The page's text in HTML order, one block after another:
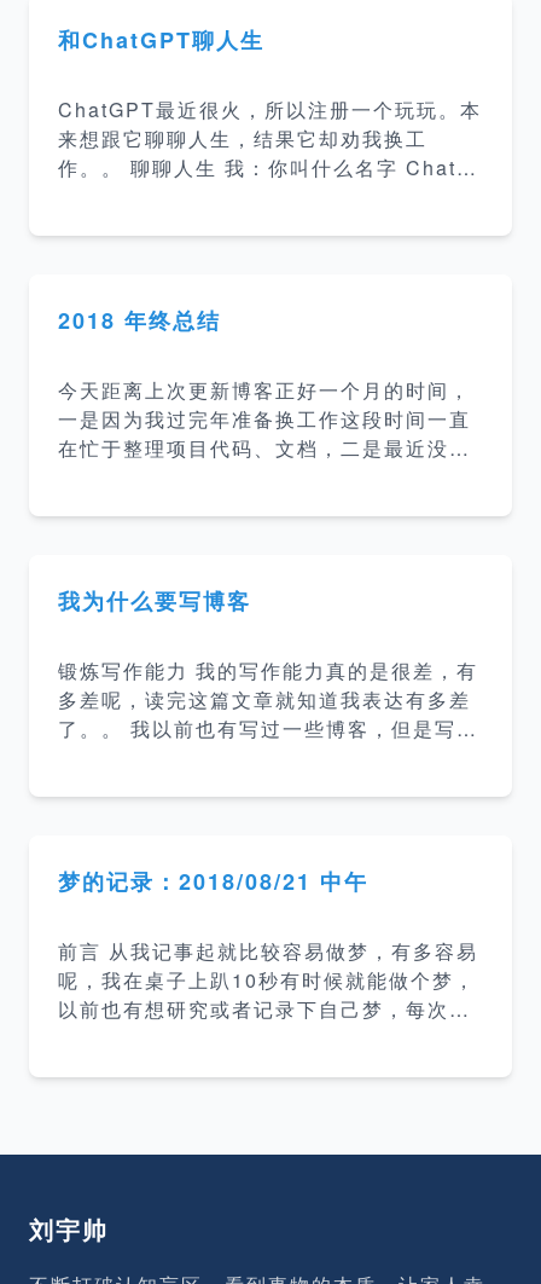
构和各部分实现方案。 &lt;&lt; 编码的奥秘
&gt;&gt; 25% 计算机编码普及读物 &lt;&lt;
lt
和ChatGPT聊人生
ChatGPT最近很火，所以注册一个玩玩。本
来想跟它聊聊人生，结果它却劝我换工
作。。 聊聊人生 我：你叫什么名字 ChatG
际意义上的名字。 我：好，我以后就叫你雨
宝吧 ChatGPT：很高兴与您相识，您称呼
我：雨宝，人生的意义是什么？ 雨宝：作为
一个AI模型，我没有自我意识和个人感受，
因此不能对人生的意义发表个人观点。不同
的解释，有的认为人生的意
2018 年终总结
今天距离上次更新博客正好一个月的时间，
一是因为我过完年准备换工作这段时间一直
在忙于整理项目代码、文档，二是最近没有
目标。 2018 年 工作 工作上的内容没什么
好说的，没什么大的波澜，做了四个项目，
“，所以就不详细说了。 总结 前端又会用几
个库 ant design、vue、nuxtjs、uikit等
语言学习了 go，看了 dart、rust、zephi
我为什么要写博客
锻炼写作能力 我的写作能力真的是很差，有
多差呢，读完这篇文章就知道我表达有多差
了。。 我以前也有写过一些博客，但是写出
的写作能力，提升在一些需要文字沟通环境
里的沟通能力。 提升技术水平 站内博客主
面的知识描述清楚，我自己就必须保证自己
对该技术有比较深入的了解才行。 记录各种
问题和坑 在平常的开发过程中经常会遇到各
易解决了，过了段时间又碰到了相同的问题
梦的记录：2018/08/21 中午
前言 从我记事起就比较容易做梦，有多容易
呢，我在桌子上趴10秒有时候就能做个梦，
以前也有想研究或者记录下自己梦，每次都
间地点 梦的日期：2018/08/21，大约时间1
点：一间很熟悉、同学很多的教室。 时间：
梦开始时正在上课、梦里的教室人比较多、
课本也比较多，推测应该是初中或高中的时
刘宇帅